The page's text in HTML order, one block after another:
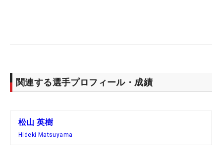
関連する選手プロフィール・成績
松山 英樹
Hideki Matsuyama